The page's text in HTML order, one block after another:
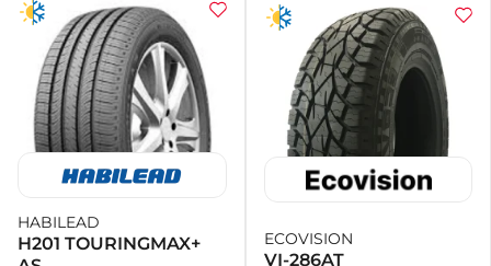
HABILEAD
H201 TOURINGMAX+
ECOVISION
VI-286AT